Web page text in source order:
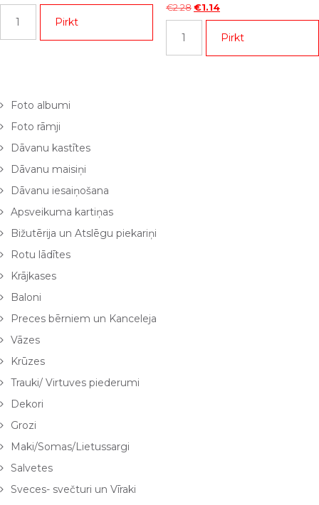
rāmis
Pirkt
€2.28 Original
price
€1.14Current
price
is:
rāmis
Pirkt
Foto albumi
Foto rāmji
Dāvanu kastītes
Dāvanu maisiņi
Dāvanu iesaiņošana
Apsveikuma kartiņas
Bižutērija un Atslēgu piekariņi
Rotu lādītes
Krājkases
Baloni
Preces bērniem un Kanceleja
Vāzes
Krūzes
Trauki/ Virtuves piederumi
Dekori
Grozi
Maki/Somas/Lietussargi
Salvetes
Sveces- svečturi un Vīraki